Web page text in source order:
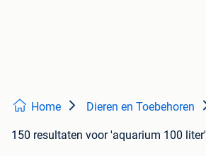
Home Dieren en Toebehoren
150 resultaten voor 'aquarium 100 liter'